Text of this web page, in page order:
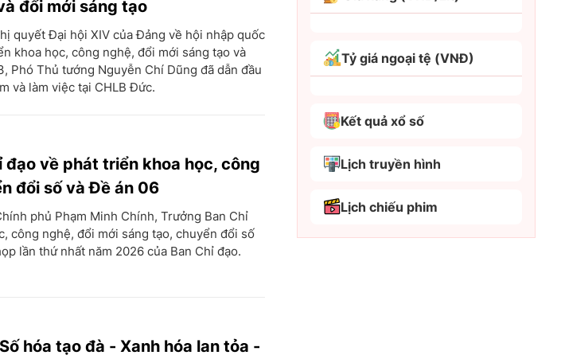
đổi mới sáng tạo
quyết Đại hội XIV của Đảng về hội nhập quốc
khoa học, công nghệ, đổi mới sáng tạo và
Phó Thủ tướng Nguyễn Chí Dũng đã dẫn đầu
và làm việc tại CHLB Đức.
về phát triển khoa học, công
đổi số và Đề án 06
phủ Phạm Minh Chính, Trưởng Ban Chỉ
công nghệ, đổi mới sáng tạo, chuyển đổi số
lần thứ nhất năm 2026 của Ban Chỉ đạo.
hóa tạo đà - Xanh hóa lan tỏa -
Bình Thuận
Bạc Liêu
Bắc Kạn
Cao Bằng
Cà Mau
Tỷ giá ngoại tệ (VNĐ)
Kết quả xổ số
Lịch truyền hình
Lịch chiếu phim